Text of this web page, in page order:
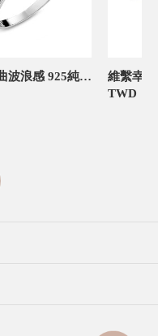
蜜糖戀曲波浪感 925純銀 女款定情對戒
TWD